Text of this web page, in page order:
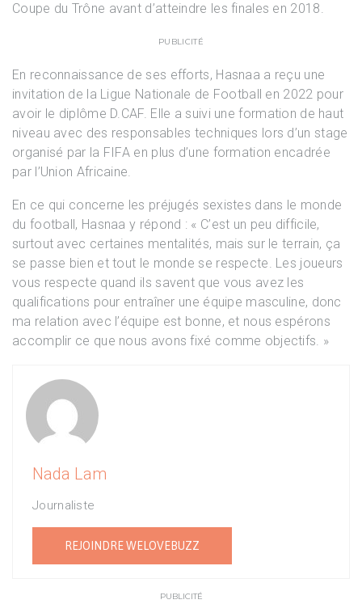
Coupe du Trône avant d’atteindre les finales en 2018.
PUBLICITÉ
En reconnaissance de ses efforts, Hasnaa a reçu une
invitation de la Ligue Nationale de Football en 2022 pour
avoir le diplôme D.CAF. Elle a suivi une formation de haut
niveau avec des responsables techniques lors d’un stage
organisé par la FIFA en plus d’une formation encadrée
par l’Union Africaine.
En ce qui concerne les préjugés sexistes dans le monde
du football, Hasnaa y répond : « C’est un peu difficile,
surtout avec certaines mentalités, mais sur le terrain, ça
se passe bien et tout le monde se respecte. Les joueurs
vous respecte quand ils savent que vous avez les
qualifications pour entraîner une équipe masculine, donc
ma relation avec l’équipe est bonne, et nous espérons
accomplir ce que nous avons fixé comme objectifs. »
Nada Lam
Journaliste
REJOINDRE WELOVEBUZZ
PUBLICITÉ